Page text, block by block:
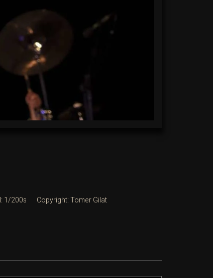
1/200s Copyright: Tomer Gilat